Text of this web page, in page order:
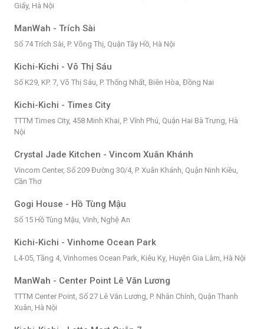
Giấy, Hà Nội
ManWah - Trích Sài
Số 74 Trích Sài, P. Võng Thị, Quận Tây Hồ, Hà Nội
Kichi-Kichi - Võ Thị Sáu
Số K29, KP. 7, Võ Thị Sáu, P. Thống Nhất, Biên Hòa, Đồng Nai
Kichi-Kichi - Times City
TTTM Times City, 458 Minh Khai, P. Vĩnh Phú, Quận Hai Bà Trưng, Hà
Nội
Crystal Jade Kitchen - Vincom Xuân Khánh
Vincom Center, Số 209 Đường 30/4, P. Xuân Khánh, Quận Ninh Kiều,
Cần Thơ
Gogi House - Hồ Tùng Mậu
Số 15 Hồ Tùng Mậu, Vinh, Nghệ An
Kichi-Kichi - Vinhome Ocean Park
L4-05, Tầng 4, Vinhomes Ocean Park, Kiêu Kỵ, Huyện Gia Lâm, Hà Nội
ManWah - Center Point Lê Văn Lương
TTTM Center Point, Số 27 Lê Văn Lương, P. Nhân Chính, Quận Thanh
Xuân, Hà Nội